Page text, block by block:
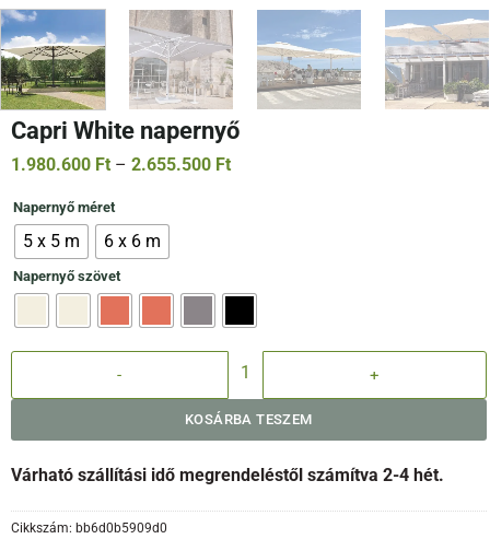
Capri White napernyő
1.980.600 Ft – 2.655.500 FtÁrtartomány:
Napernyő méret
5 x 5 m 6 x 6 m
Napernyő szövet
KOSÁRBA TESZEM
Várható szállítási idő megrendeléstől számítva 2-4 hét.
Cikkszám: bb6d0b5909d0